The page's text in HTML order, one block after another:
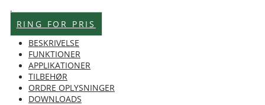
Lagervare
RING FOR PRIS
BESKRIVELSE
FUNKTIONER
APPLIKATIONER
TILBEHØR
ORDRE OPLYSNINGER
DOWNLOADS